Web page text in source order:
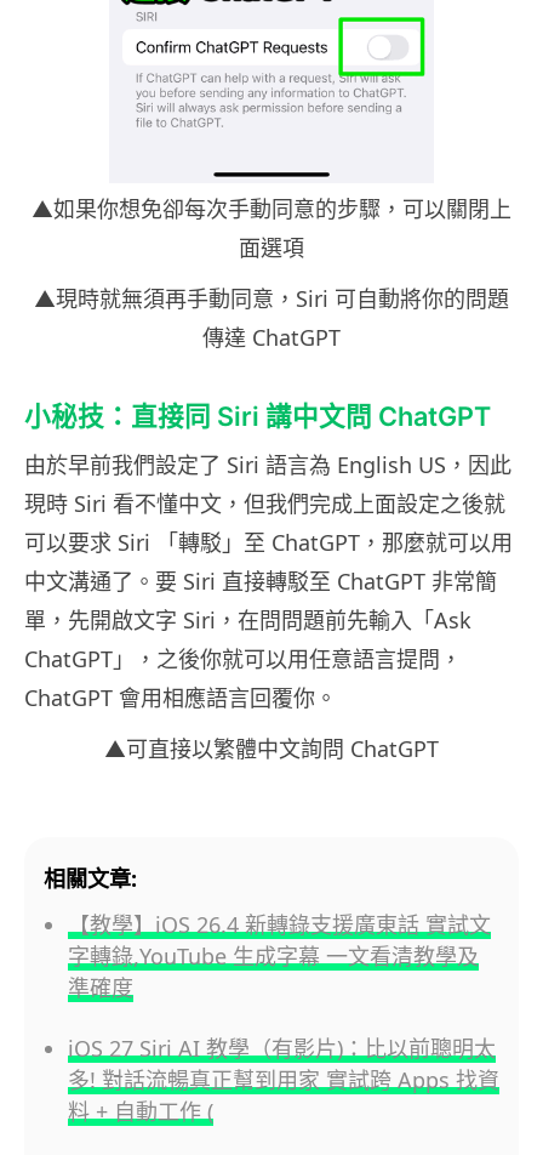
▲如果你想免卻每次手動同意的步驟，可以關閉上
面選項
▲現時就無須再手動同意，Siri 可自動將你的問題
傳達 ChatGPT
小秘技：直接同 Siri 講中文問 ChatGPT
由於早前我們設定了 Siri 語言為 English US，因此
現時 Siri 看不懂中文，但我們完成上面設定之後就
可以要求 Siri 「轉駁」至 ChatGPT，那麼就可以用
中文溝通了。要 Siri 直接轉駁至 ChatGPT 非常簡
單，先開啟文字 Siri，在問問題前先輸入「Ask
ChatGPT」，之後你就可以用任意語言提問，
ChatGPT 會用相應語言回覆你。
▲可直接以繁體中文詢問 ChatGPT
相關文章:
【教學】iOS 26.4 新轉錄支援廣東話 實試文
字轉錄,YouTube 生成字幕 一文看清教學及
準確度
iOS 27 Siri AI 教學（有影片)：比以前聰明太
多! 對話流暢真正幫到用家 實試跨 Apps 找資
料 + 自動工作 (